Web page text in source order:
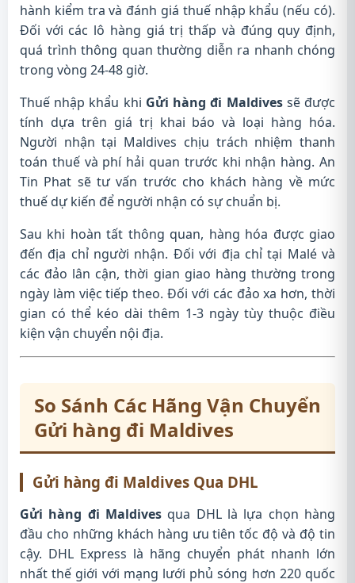
hành kiểm tra và đánh giá thuế nhập khẩu (nếu có).
Đối với các lô hàng giá trị thấp và đúng quy định,
quá trình thông quan thường diễn ra nhanh chóng
trong vòng 24-48 giờ.
Thuế nhập khẩu khi Gửi hàng đi Maldivessẽ được
tính dựa trên giá trị khai báo và loại hàng hóa.
Người nhận tại Maldives chịu trách nhiệm thanh
toán thuế và phí hải quan trước khi nhận hàng. An
Tin Phat sẽ tư vấn trước cho khách hàng về mức
thuế dự kiến để người nhận có sự chuẩn bị.
Sau khi hoàn tất thông quan, hàng hóa được giao
đến địa chỉ người nhận. Đối với địa chỉ tại Malé và
các đảo lân cận, thời gian giao hàng thường trong
ngày làm việc tiếp theo. Đối với các đảo xa hơn, thời
gian có thể kéo dài thêm 1-3 ngày tùy thuộc điều
kiện vận chuyển nội địa.
So Sánh Các Hãng Vận Chuyển
Gửi hàng đi Maldives
Gửi hàng đi Maldives Qua DHL
Gửi hàng đi Maldives qua DHL là lựa chọn hàng
đầu cho những khách hàng ưu tiên tốc độ và độ tin
cậy. DHL Express là hãng chuyển phát nhanh lớn
nhất thế giới với mạng lưới phủ sóng hơn 220 quốc